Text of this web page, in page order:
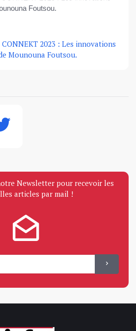
CONNEKT 2023 : Les innovations
Mounouna Foutsou.
Newsletter pour recevoir les
articles par mail !